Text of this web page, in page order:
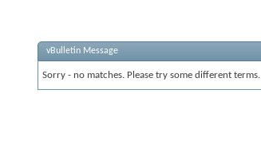
vBulletin Message
Sorry - no matches. Please try some different terms.